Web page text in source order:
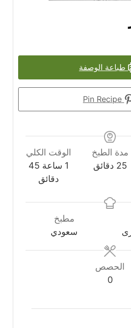
طباعة الوصفة
Pin Recipe
مدة الطبخ
25 دقائق
دقائق
الوقت الكلي
1ساعة
ساعة 45دقائق
دقائق
مطبخ
سعودي
الحصص
0